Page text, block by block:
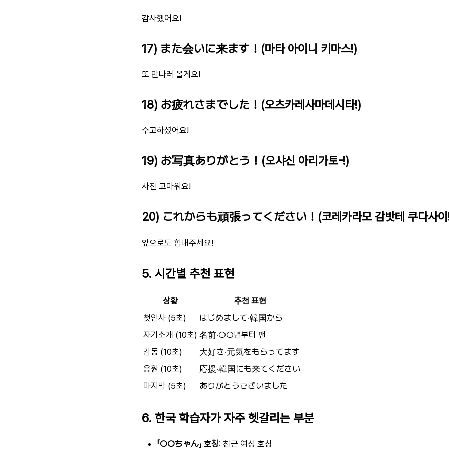
감사했어요!
17) また会いに来ます！(마타 아이니 키마스!)
또 만나러 올게요!
18) お疲れさまでした！(오츠카레사마데시타!)
수고하셨어요!
19) お写真ありがとう！(오샤신 아리가토-!)
사진 고마워요!
20) これからも頑張ってください！(코레카라모 감밧테 쿠다사
앞으로도 힘내주세요!
5. 시간별 추천 표현
상황
추천 표현
첫인사 (5초)
はじめまして·韓国から
자기소개 (10초) 名前·○○년부터 팬
감동 (10초)
大好き·元気をもらってます
응원 (10초)
応援·韓国にも来てください
마지막 (5초)
ありがとうございました
6. 한국 학습자가 자주 헷갈리는 부분
「○○ちゃん」 호칭: 친근 여성 호칭